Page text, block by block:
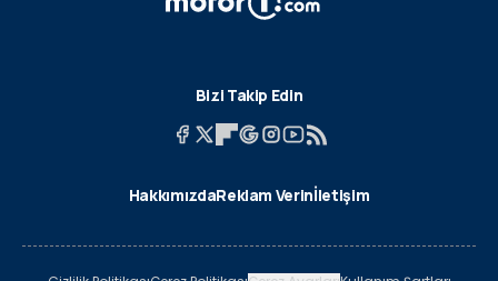
Bizi Takip Edin
HakkımızdaReklam Verinİletişim